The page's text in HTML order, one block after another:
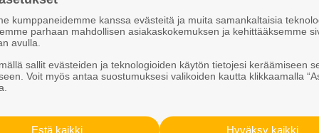
kumppaneidemme kanssa evästeitä ja muita samankaltaisia
parhaan mahdollisen asiakaskokemuksen ja kehittääksemme
avulla.
sallit evästeiden ja teknologioiden käytön tietojesi keräämiseen
Voit myös antaa suostumuksesi valikoiden kautta klikkaamalla
Hyväksy kaikki
Estä kaikki